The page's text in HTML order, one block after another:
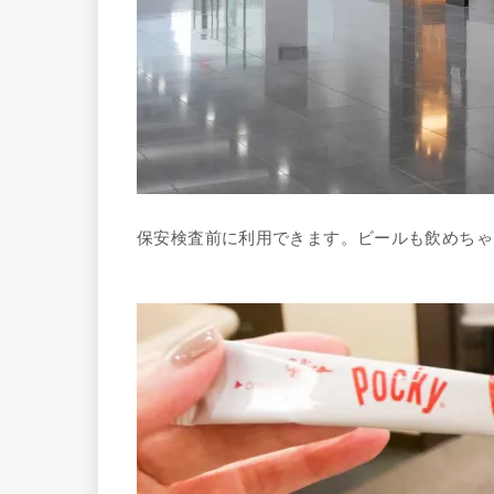
保安検査前に利用できます。ビールも飲めち